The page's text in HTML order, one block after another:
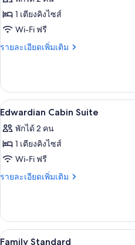
Double
ทั้งหมด
ของ
Dynasty
1 เตียงคิงไซส์
Wi-Fi ฟรี
รายละเอียดเพิ่มเติม
ราย
เกี่ยว
กับ
Dynasty
Suite
เปิด
ภาพถ่าย
ทั้งหมด
ของ
Edwardian
10
Edwardian Cabin Suite
พักได้ 2 คน
1 เตียงคิงไซส์
Wi-Fi ฟรี
รายละเอียดเพิ่มเติม
ราย
เกี่ยว
กับ
Edwardian
เปิด
3
Family Standard